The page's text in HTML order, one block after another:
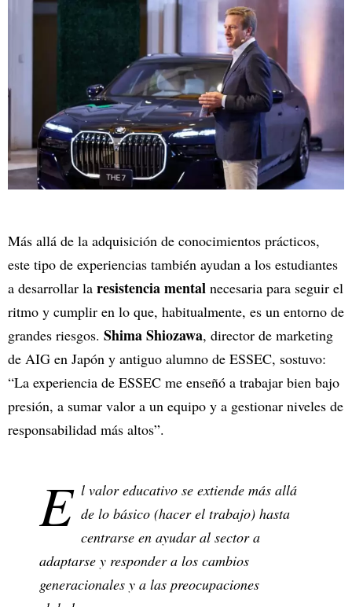
Más allá de la adquisición de conocimientos prácticos,
este tipo de experiencias también ayudan a los estudiantes
a desarrollar la resistencia mental necesaria para seguir el
ritmo y cumplir en lo que, habitualmente, es un entorno de
grandes riesgos. Shima Shiozawa, director de marketing
de AIG en Japón y antiguo alumno de ESSEC, sostuvo:
“La experiencia de ESSEC me enseñó a trabajar bien bajo
presión, a sumar valor a un equipo y a gestionar niveles de
responsabilidad más altos”.
E l valor educativo se extiende más allá
de lo básico (hacer el trabajo) hasta
centrarse en ayudar al sector a
adaptarse y responder a los cambios
generacionales y a las preocupaciones